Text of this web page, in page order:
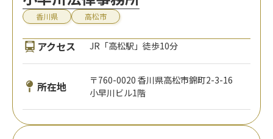
香川県 高松市
アクセス JR「高松駅」徒歩10分
所在地
〒760-0020 香川県高松市錦町2-3-16
小早川ビル1階